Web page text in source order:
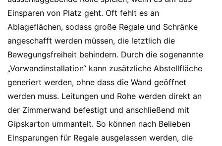
Einsparen von Platz geht. Oft fehlt es an
Ablageflächen, sodass große Regale und Schränke
angeschafft werden müssen, die letztlich die
Bewegungsfreiheit behindern. Durch die sogenannte
„Vorwandinstallation“ kann zusätzliche Abstellfläche
generiert werden, ohne dass die Wand geöffnet
werden muss. Leitungen und Rohe werden direkt an
der Zimmerwand befestigt und anschließend mit
Gipskarton ummantelt. So können nach Belieben
Einsparungen für Regale ausgelassen werden, die